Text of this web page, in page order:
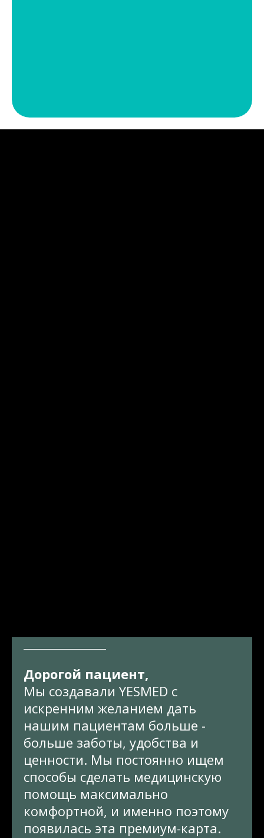
Дорогой пациент,
Мы создавали YESMED с
искренним желанием дать
нашим пациентам больше -
больше заботы, удобства и
ценности. Мы постоянно ищем
способы сделать медицинскую
помощь максимально
комфортной, и именно поэтому
появилась эта премиум-карта.